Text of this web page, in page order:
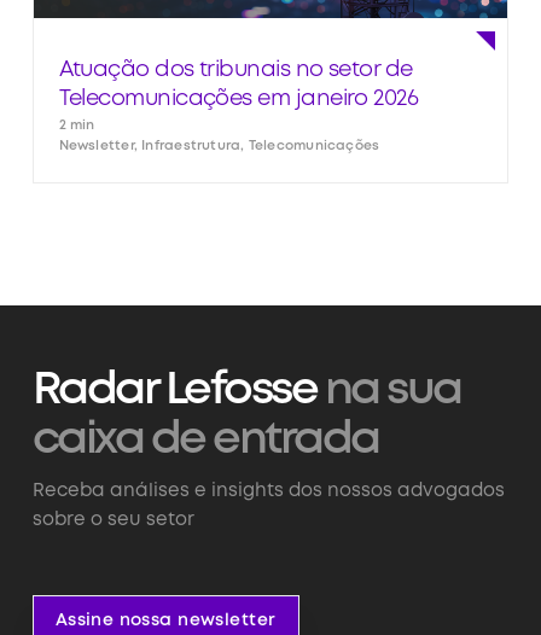
Atuação dos tribunais no setor de
Telecomunicações em janeiro 2026
2 min
Newsletter, Infraestrutura, Telecomunicações
Radar Lefossena sua
caixa de entrada
Receba análises e insights dos nossos advogados
sobre o seu setor
Assine nossa newsletter